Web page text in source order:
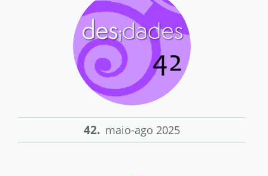
42. maio-ago 2025